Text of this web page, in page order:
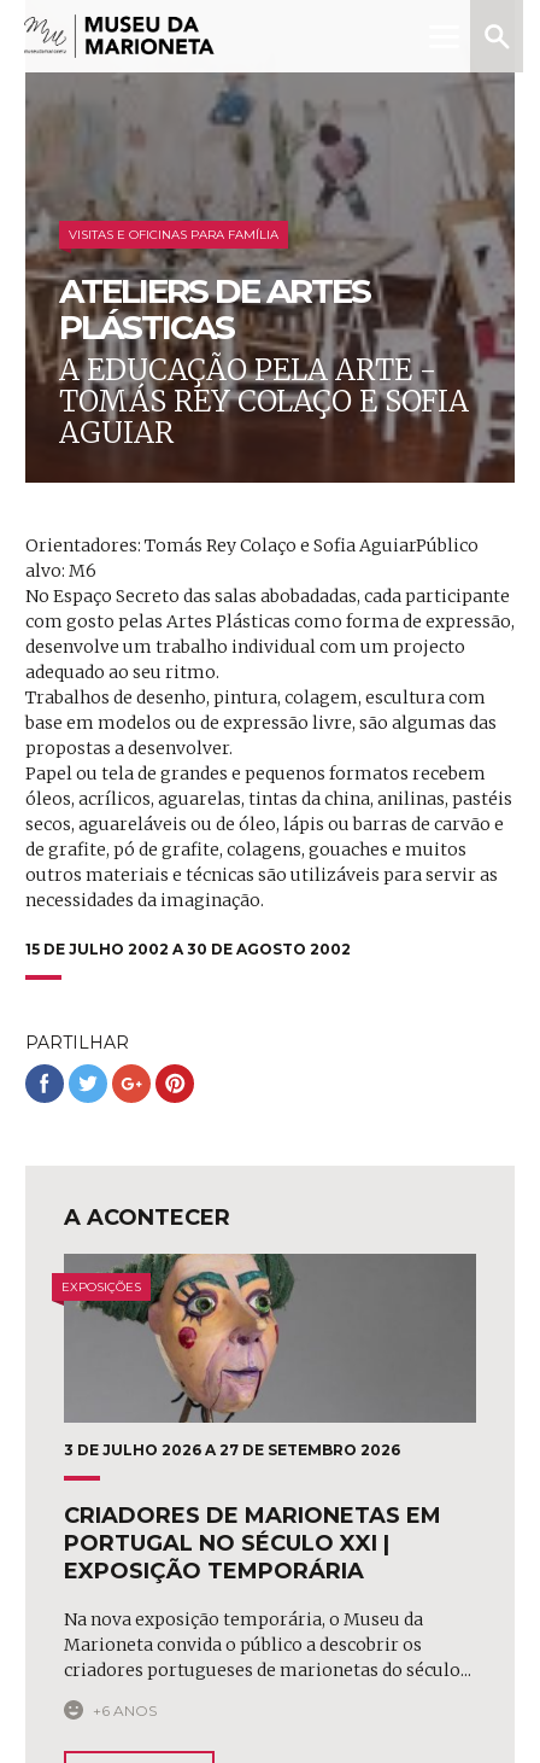
Museu
da
Marioneta
VISITAS E OFICINAS PARA FAMÍLIA
ATELIERS DE ARTES
PLÁSTICAS
A EDUCAÇÃO PELA ARTE -
TOMÁS REY COLAÇO E SOFIA
AGUIAR
Orientadores: Tomás Rey Colaço e Sofia AguiarPúblico
alvo: M6
No Espaço Secreto das salas abobadadas, cada participante
com gosto pelas Artes Plásticas como forma de expressão,
desenvolve um trabalho individual com um projecto
adequado ao seu ritmo.
Trabalhos de desenho, pintura, colagem, escultura com
base em modelos ou de expressão livre, são algumas das
propostas a desenvolver.
Papel ou tela de grandes e pequenos formatos recebem
óleos, acrílicos, aguarelas, tintas da china, anilinas, pastéis
secos, aguareláveis ou de óleo, lápis ou barras de carvão e
de grafite, pó de grafite, colagens, gouaches e muitos
outros materiais e técnicas são utilizáveis para servir as
necessidades da imaginação.
15 DE JULHO 2002 A 30 DE AGOSTO 2002
PARTILHAR
Partilhar
no
Partilhar
no
Partilhar
no
Partilhar
no
A ACONTECER
EXPOSIÇÕES
3 DE JULHO 2026 A 27 DE SETEMBRO 2026
CRIADORES DE MARIONETAS EM
PORTUGAL NO SÉCULO XXI |
EXPOSIÇÃO TEMPORÁRIA
Na nova exposição temporária, o Museu da
Marioneta convida o público a descobrir os
criadores portugueses de marionetas do século...
+6 ANOS